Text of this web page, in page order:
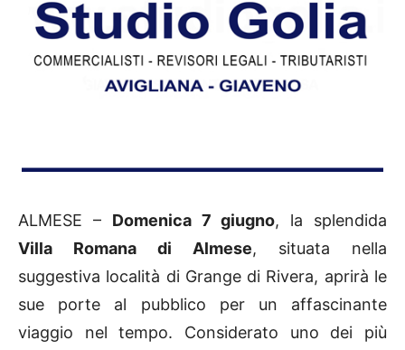
ALMESE – Domenica 7 giugno, la splendida
Villa Romana di Almese, situata nella
suggestiva località di Grange di Rivera, aprirà le
sue porte al pubblico per un affascinante
viaggio nel tempo. Considerato uno dei più